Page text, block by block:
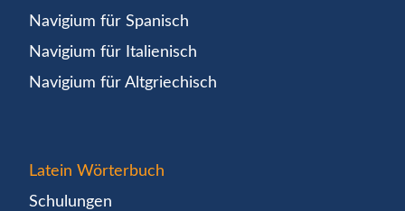
Navigium für Spanisch
Navigium für Italienisch
Navigium für Altgriechisch
Latein Wörterbuch
Schulungen